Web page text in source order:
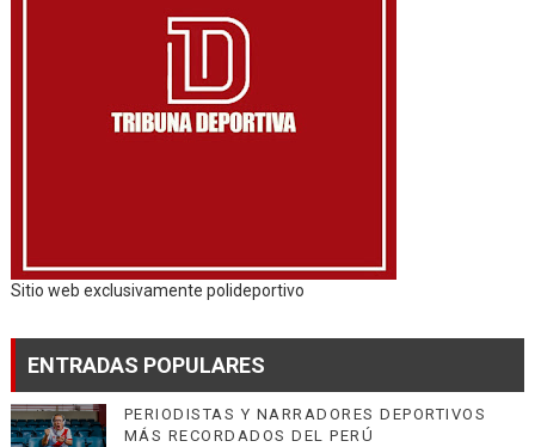
Sitio web exclusivamente polideportivo
ENTRADAS POPULARES
PERIODISTAS Y NARRADORES DEPORTIVOS
MÁS RECORDADOS DEL PERÚ